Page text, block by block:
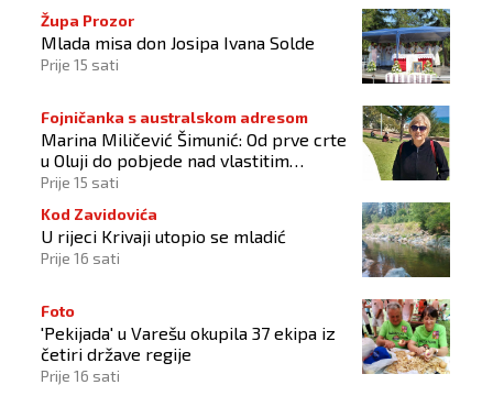
Župa Prozor
Mlada misa don Josipa Ivana Solde
Prije 15 sati
Fojničanka s australskom adresom
Marina Miličević Šimunić: Od prve crte
u Oluji do pobjede nad vlastitim
„olujama“
Prije 15 sati
Kod Zavidovića
U rijeci Krivaji utopio se mladić
Prije 16 sati
Foto
'Pekijada' u Varešu okupila 37 ekipa iz
četiri države regije
Prije 16 sati